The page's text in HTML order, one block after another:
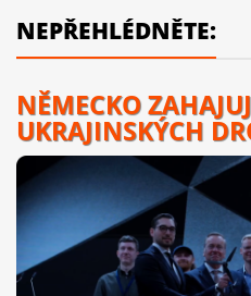
NEPŘEHLÉDNĚTE:
NĚMECKO
UKRAJINSKÝCH